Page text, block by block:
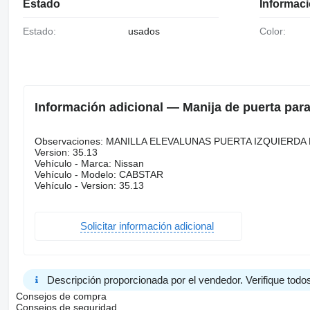
Estado
Estado: usados Color:
Información adicional — Manija de puerta
Observaciones: MANILLA ELEVALUNAS PUERTA
Version: 35.13
Vehículo - Marca: Nissan
Vehículo - Modelo: CABSTAR
Vehículo - Version: 35.13
Solicitar información adicional
Descripción proporcionada por el vendedor. Verifique
Consejos de compra
Consejos de seguridad